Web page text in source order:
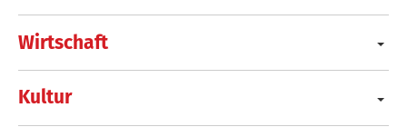
Wirtschaft
Kultur